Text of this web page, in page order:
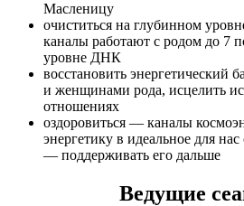
Масленицу
очиститься на глубинном
каналы работают с родом до 7
уровне ДНК
восстановить энергетический
и женщинами рода, исцелить
отношениях
оздоровиться — каналы
энергетику в идеальное для
— поддерживать его дальше
Ведущие